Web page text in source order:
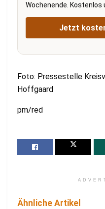
Wochenende. Kostenlos
Jetzt
Foto: Pressestelle
Hoffgaard
pm/red
Ähnliche Artikel